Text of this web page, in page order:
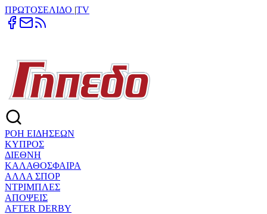
ΠΡΩΤΟΣΕΛΙΔΟ |TV
ΡΟΗ ΕΙΔΗΣΕΩΝ
ΚΥΠΡΟΣ
ΔΙΕΘΝΗ
ΚΑΛΑΘΟΣΦΑΙΡΑ
ΑΛΛΑ ΣΠΟΡ
ΝΤΡΙΜΠΛΕΣ
ΑΠΟΨΕΙΣ
AFTER DERBY